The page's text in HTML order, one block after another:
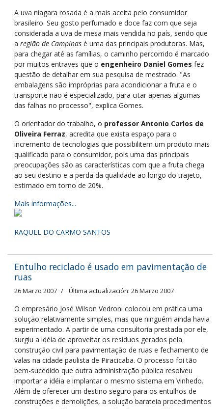
A uva niagara rosada é a mais aceita pelo consumidor
brasileiro. Seu gosto perfumado e doce faz com que seja
considerada a uva de mesa mais vendida no país, sendo que
a região de Campinas é uma das principais produtoras. Mas,
para chegar até as famílias, o caminho percorrido é marcado
por muitos entraves que o engenheiro Daniel Gomes fez
questão de detalhar em sua pesquisa de mestrado. "As
embalagens são impróprias para acondicionar a fruta e o
transporte não é especializado, para citar apenas algumas
das falhas no processo", explica Gomes.
O orientador do trabalho, o professor Antonio Carlos de
Oliveira Ferraz, acredita que exista espaço para o
incremento de tecnologias que possibilitem um produto mais
qualificado para o consumidor, pois uma das principais
preocupações são as características com que a fruta chega
ao seu destino e a perda da qualidade ao longo do trajeto,
estimado em torno de 20%.
Mais informações...
RAQUEL DO CARMO SANTOS
Entulho reciclado é usado em pavimentação de
ruas
26 Marzo 2007 Última actualización: 26 Marzo 2007
O empresário José Wilson Vedroni colocou em prática uma
solução relativamente simples, mas que ninguém ainda havia
experimentado. A partir de uma consultoria prestada por ele,
surgiu a idéia de aproveitar os resíduos gerados pela
construção civil para pavimentação de ruas e fechamento de
valas na cidade paulista de Piracicaba. O processo foi tão
bem-sucedido que outra administração pública resolveu
importar a idéia e implantar o mesmo sistema em Vinhedo.
Além de oferecer um destino seguro para os entulhos de
construções e demolições, a solução barateia procedimentos